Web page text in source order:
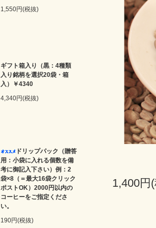
1,550円(税抜)
ギフト箱入り（黒：4種類
入り銘柄を選択20袋・箱
入）￥4340
4,340円(税抜)
ドリップパック（贈答
用：小袋に入れる個数を備
考に御記入下さい）例：2
袋×8（＝最大16袋クリック
ポストOK）2000円以内の
コーヒーをご指定くださ
い。
190円(税抜)
1,400円